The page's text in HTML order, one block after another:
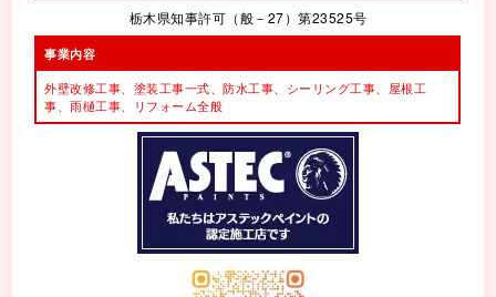
栃木県知事許可（般－27）第23525号
事業内容
外壁改修工事、塗装工事⼀式、防水工事、シーリング工事、 屋根工
事、雨樋工事、
リフォーム全般